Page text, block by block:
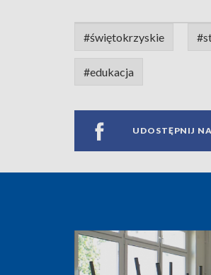
#świętokrzyskie
#edukacja
UDOSTĘPNIJ